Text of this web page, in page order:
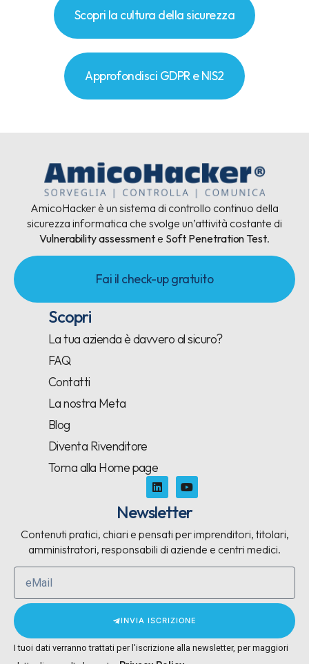
Scopri la cultura della sicurezza
Approfondisci GDPR e NIS2
AmicoHacker è un sistema di controllo continuo della
sicurezza informatica che svolge un’attività costante di
Vulnerability assessmente Soft Penetration Test.
Fai il check-up gratuito
Scopri
La tua azienda è davvero al sicuro?
FAQ
Contatti
La nostra Meta
Blog
Diventa Rivenditore
Torna alla Home page
Newsletter
Contenuti pratici, chiari e pensati per imprenditori, titolari,
amministratori, responsabili di aziende e centri medici.
INVIA ISCRIZIONE
I tuoi dati verranno trattati per l'iscrizione alla newsletter, per maggiori